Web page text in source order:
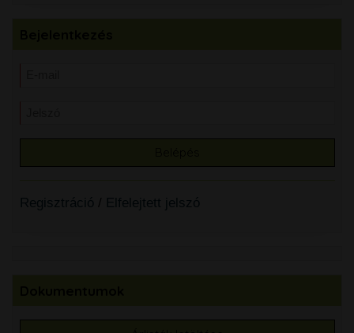
Regisztráció / Elfelejtett jelszó